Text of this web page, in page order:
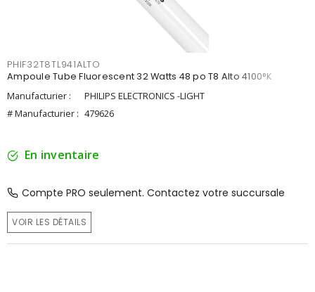
PHIF32T8TL941ALTO
Ampoule Tube Fluorescent 32 Watts 48 po T8 Alto 4100°K
Manufacturier :
PHILIPS ELECTRONICS -LIGHT
# Manufacturier : 479626
En inventaire
Compte PRO seulement. Contactez votre succursale
VOIR LES DÉTAILS